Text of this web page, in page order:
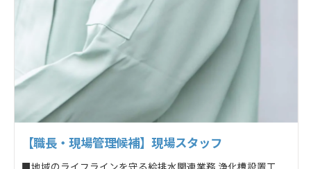
【職長・現場管理候補】現場スタッフ